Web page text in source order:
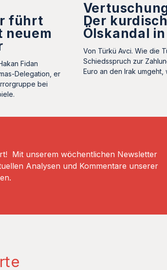
führt
neuem
Fidan
Delegation, er
bei
Der
Ölskandal
Von Türkü Avci. Wie die
Schiedsspruch zur
Euro an den Irak umgeht,
Mit unserem wöchentlichen Newsletter
Analysen und Kommentare unserer